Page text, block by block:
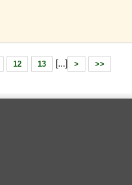
12 13 [...] > >>